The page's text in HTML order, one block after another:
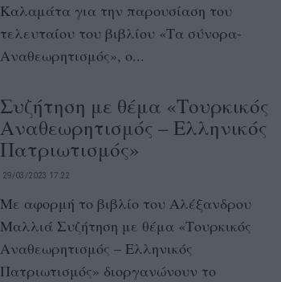
Καλαμάτα για την παρουσίαση του
τελευταίου του βιβλίου «Τα σύνορα-
Αναθεωρητισμός», ο...
Συζήτηση με θέμα «Τουρκικός
Αναθεωρητισμός – Ελληνικός
Πατριωτισμός»
29/03/2023 17:22
Με αφορμή το βιβλίο του Αλέξανδρου
Μαλλιά Συζήτηση με θέμα «Τουρκικός
Αναθεωρητισμός – Ελληνικός
Πατριωτισμός» διοργανώνουν το